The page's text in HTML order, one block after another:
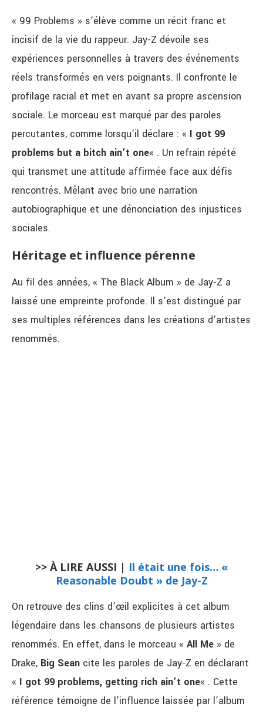
« 99 Problems » s’élève comme un récit franc et
incisif de la vie du rappeur. Jay-Z dévoile ses
expériences personnelles à travers des événements
réels transformés en vers poignants. Il confronte le
profilage racial et met en avant sa propre ascension
sociale. Le morceau est marqué par des paroles
percutantes, comme lorsqu’il déclare : « I got 99
problems but a bitch ain’t one« . Un refrain répété
qui transmet une attitude affirmée face aux défis
rencontrés. Mêlant avec brio une narration
autobiographique et une dénonciation des injustices
sociales.
Héritage et influence pérenne
Au fil des années, « The Black Album » de Jay-Z a
laissé une empreinte profonde. Il s’est distingué par
ses multiples références dans les créations d’artistes
renommés.
>> À LIRE AUSSI | Il était une fois… «
Reasonable Doubt » de Jay-Z
On retrouve des clins d’œil explicites à cet album
légendaire dans les chansons de plusieurs artistes
renommés. En effet, dans le morceau « All Me » de
Drake, Big Sean cite les paroles de Jay-Z en déclarant
« I got 99 problems, getting rich ain’t one« . Cette
référence témoigne de l’influence laissée par l’album